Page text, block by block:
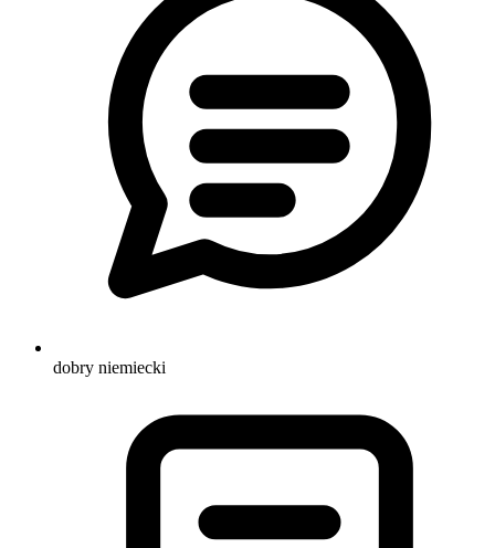
dobry niemiecki